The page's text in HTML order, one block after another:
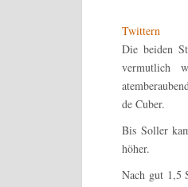
Twittern
Die beiden
vermutlich
de Cuber.
Bis Soller
höher.
Nach gut 1,5